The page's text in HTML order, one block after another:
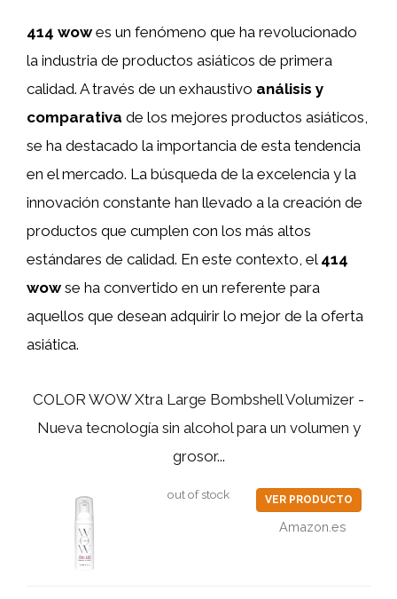
414 wow es un fenómeno que ha revolucionado
la industria de productos asiáticos de primera
calidad. A través de un exhaustivo análisis y
comparativa de los mejores productos asiáticos,
se ha destacado la importancia de esta tendencia
en el mercado. La búsqueda de la excelencia y la
innovación constante han llevado a la creación de
productos que cumplen con los más altos
estándares de calidad. En este contexto, el 414
wow se ha convertido en un referente para
aquellos que desean adquirir lo mejor de la oferta
asiática.
COLOR WOW Xtra Large Bombshell Volumizer -
Nueva tecnología sin alcohol para un volumen y
grosor...
out of stock VER PRODUCTO
Amazon.es